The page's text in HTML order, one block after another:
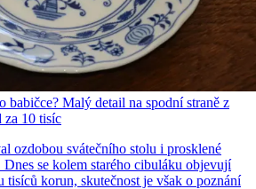
babičce? Malý detail na spodní straně z
za 10 tisíc
ozdobou svátečního stolu i prosklené
Dnes se kolem starého cibuláku objevují
tisíců korun, skutečnost je však o poznání